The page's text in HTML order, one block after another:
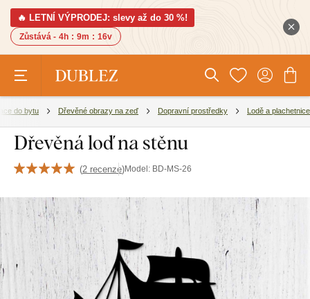
🔥 LETNÍ VÝPRODEJ: slevy až do 30 %!
Zůstává - 4h : 9m : 15v
do bytu Dřevěné obrazy na zeď Dopravní prostředky Lodě a plachetnice
Dřevěná loď na stěnu
(2 recenze)Model: BD-MS-26